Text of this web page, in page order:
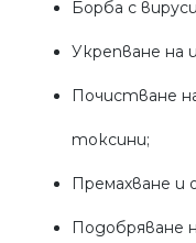
Борба с
Укрепване на
Почистване
токсини;
Премахване и
Подобряване